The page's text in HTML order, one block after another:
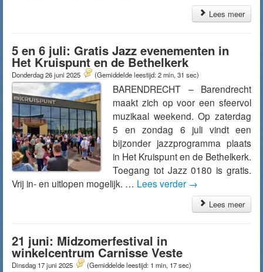
Lees meer
5 en 6 juli: Gratis Jazz evenementen in
Het Kruispunt en de Bethelkerk
Donderdag 26 juni 2025 (Gemiddelde leestijd: 2 min, 31 sec)
BARENDRECHT – Barendrecht
maakt zich op voor een sfeervol
muzikaal weekend. Op zaterdag
5 en zondag 6 juli vindt een
bijzonder jazzprogramma plaats
in Het Kruispunt en de Bethelkerk.
Toegang tot Jazz 0180 is gratis.
Vrij in- en uitlopen mogelijk. … Lees verder →
Lees meer
21 juni: Midzomerfestival in
winkelcentrum Carnisse Veste
Dinsdag 17 juni 2025 (Gemiddelde leestijd: 1 min, 17 sec)